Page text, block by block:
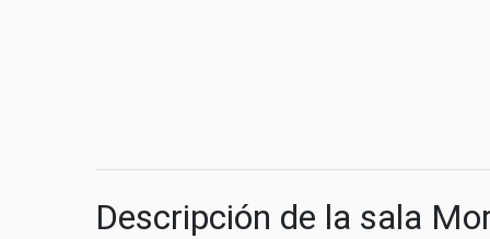
Descripción de la sala